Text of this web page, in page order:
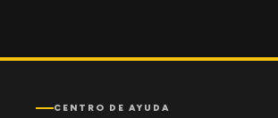
CENTRO DE AYUDA